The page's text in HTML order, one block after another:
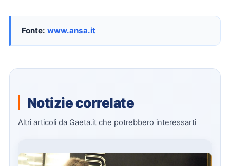
Fonte: www.ansa.it
Notizie correlate
Altri articoli da Gaeta.it che potrebbero interessarti